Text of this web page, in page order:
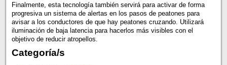
Finalmente, esta tecnología también servirá para activar de forma
progresiva un sistema de alertas en los pasos de peatones para
avisar a los conductores de que hay peatones cruzando. Utilizará
iluminación de baja latencia para hacerlos más visibles con el
objetivo de reducir atropellos.
Categoría/s